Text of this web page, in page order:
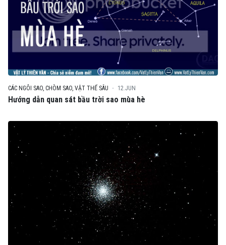
CÁC NGÔI SAO, CHÒM SAO, VẬT THỂ SÂU 12.JUN
Hướng dẫn quan sát bầu trời sao mùa hè